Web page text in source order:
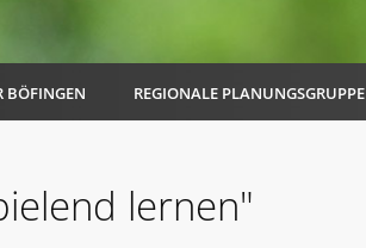
BÖFINGEN REGIONALE PLANUNGSGRUPPE
lernen"